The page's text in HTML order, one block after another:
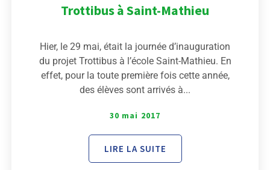
Trottibus à Saint-Mathieu
Hier, le 29 mai, était la journée d’inauguration
du projet Trottibus à l’école Saint-Mathieu. En
effet, pour la toute première fois cette année,
des élèves sont arrivés à...
30 mai 2017
LIRE LA SUITE